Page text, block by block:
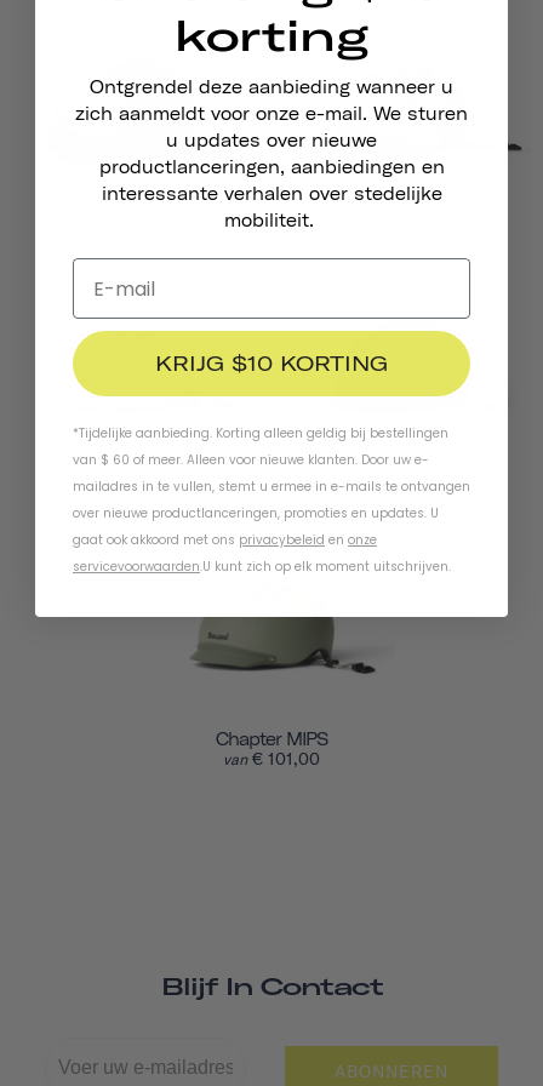
Chapter MIPS Chapter MIPS
€ 101,00
Chapter MIPS
van € 101,00
Blijf In Contact
ABONNEREN
korting
Ontgrendel deze aanbieding wanneer u
zich aanmeldt voor onze e-mail. We sturen
u updates over nieuwe
productlanceringen, aanbiedingen en
interessante verhalen over stedelijke
mobiliteit.
KRIJG $10 KORTING
*Tijdelijke aanbieding. Korting alleen geldig bij bestellingen
van $ 60 of meer. Alleen voor nieuwe klanten. Door uw e-
mailadres in te vullen, stemt u ermee in e-mails te ontvangen
over nieuwe productlanceringen, promoties en updates. U
gaat ook akkoord met ons privacybeleid en onze
servicevoorwaarden.U kunt zich op elk moment uitschrijven.